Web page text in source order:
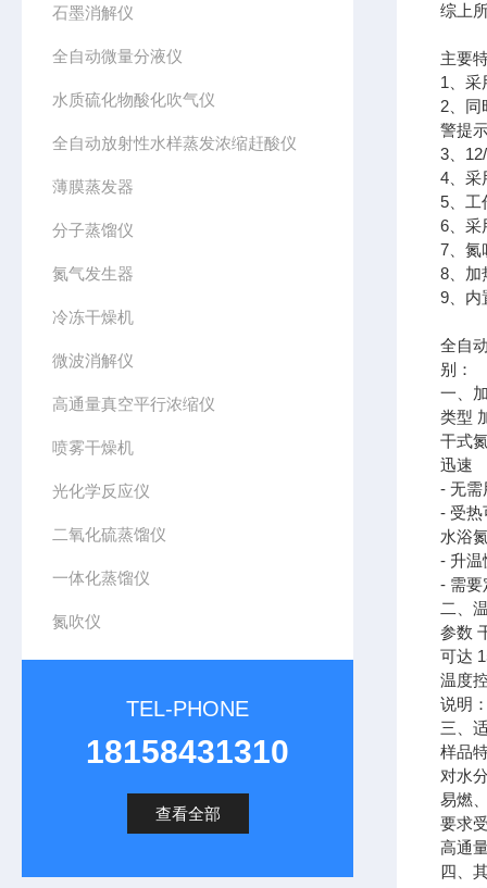
石墨消解仪
全自动微量分液仪
水质硫化物酸化吹气仪
全自动放射性水样蒸发浓缩赶酸仪
薄膜蒸发器
分子蒸馏仪
氮气发生器
冷冻干燥机
微波消解仪
高通量真空平行浓缩仪
喷雾干燥机
光化学反应仪
二氧化硫蒸馏仪
一体化蒸馏仪
氮吹仪
TEL-PHONE
18158431310
查看全部
综上
主要
1、采
2、同
警提
3、
4、采
5、工
6、采
7、氮
8、加
9、内
全自
别：
一、
类型
干式
迅速
- 无需
- 受热
水浴
- 升温
- 需要
二、
参数
可达
温度
说明
三、
样品
对水
易燃
要求
高通
四、